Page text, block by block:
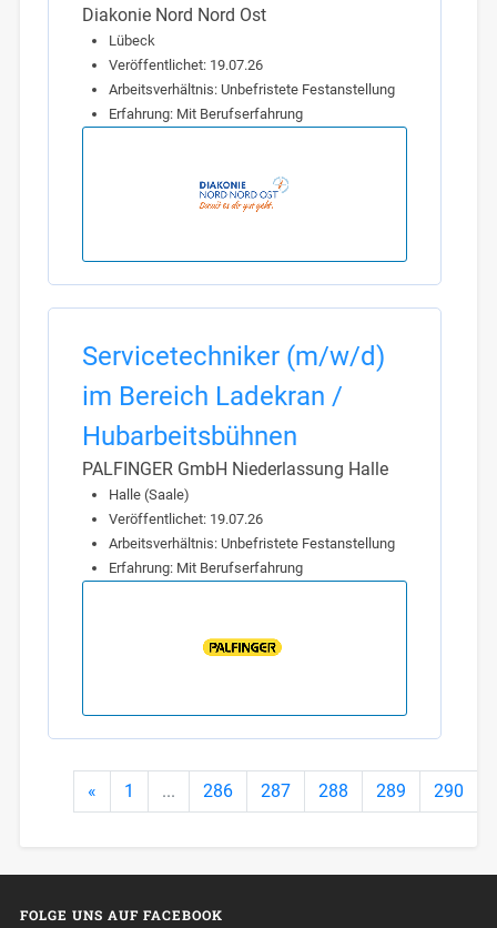
Diakonie Nord Nord Ost
Lübeck
Veröffentlichet: 19.07.26
Arbeitsverhältnis: Unbefristete Festanstellung
Erfahrung: Mit Berufserfahrung
Servicetechniker (m/w/d)
im Bereich Ladekran /
Hubarbeitsbühnen
PALFINGER GmbH Niederlassung Halle
Halle (Saale)
Veröffentlichet: 19.07.26
Arbeitsverhältnis: Unbefristete Festanstellung
Erfahrung: Mit Berufserfahrung
« 1 ... 286 287 288 289 290
FOLGE UNS AUF FACEBOOK